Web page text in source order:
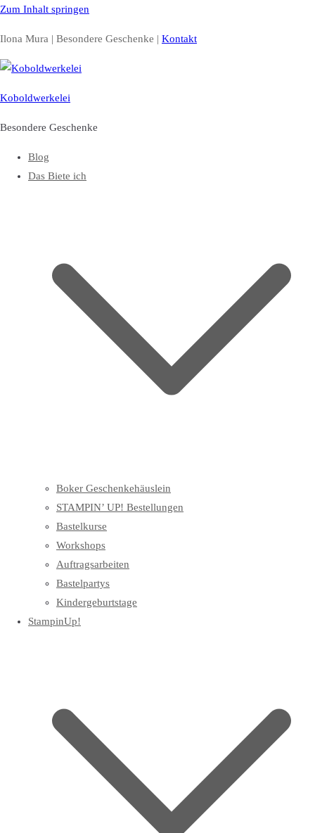
Zum Inhalt springen
Ilona Mura | Besondere Geschenke | Kontakt
Koboldwerkelei
Besondere Geschenke
Blog
Das Biete ich
Boker Geschenkehäuslein
STAMPIN’ UP! Bestellungen
Bastelkurse
Workshops
Auftragsarbeiten
Bastelpartys
Kindergeburtstage
StampinUp!